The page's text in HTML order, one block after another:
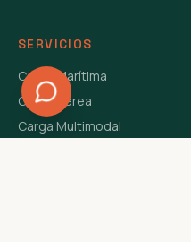
SERVICIOS
Carga Marítima
Carga Aérea
Carga Multimodal